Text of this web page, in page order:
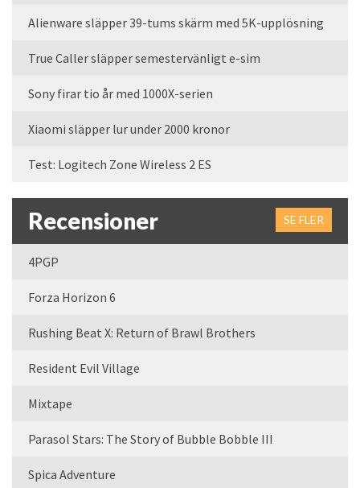
Alienware släpper 39-tums skärm med 5K-upplösning
True Caller släpper semestervänligt e-sim
Sony firar tio år med 1000X-serien
Xiaomi släpper lur under 2000 kronor
Test: Logitech Zone Wireless 2 ES
Recensioner SE FLER
4PGP
Forza Horizon 6
Rushing Beat X: Return of Brawl Brothers
Resident Evil Village
Mixtape
Parasol Stars: The Story of Bubble Bobble III
Spica Adventure